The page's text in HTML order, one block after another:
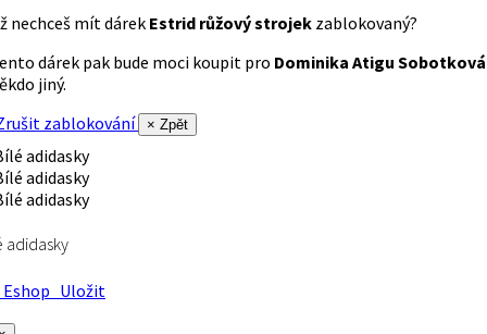
nechceš mít dárek Estrid růžový strojek zablokovaný?
dárek pak bude moci koupit pro Dominika Atigu Sobotková
jiný.
zablokování
× Zpět
adidasky
Uložit